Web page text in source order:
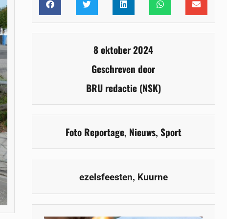
8 oktober 2024
Geschreven door
BRU redactie (NSK)
Foto Reportage, Nieuws, Sport
ezelsfeesten, Kuurne